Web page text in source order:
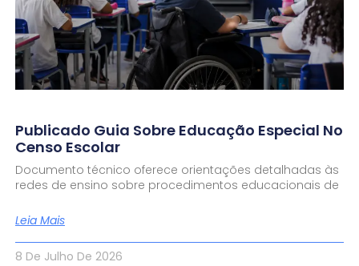
Publicado Guia Sobre Educação Especial No
Censo Escolar
Documento técnico oferece orientações detalhadas às
redes de ensino sobre procedimentos educacionais de
Leia Mais
8 De Julho De 2026